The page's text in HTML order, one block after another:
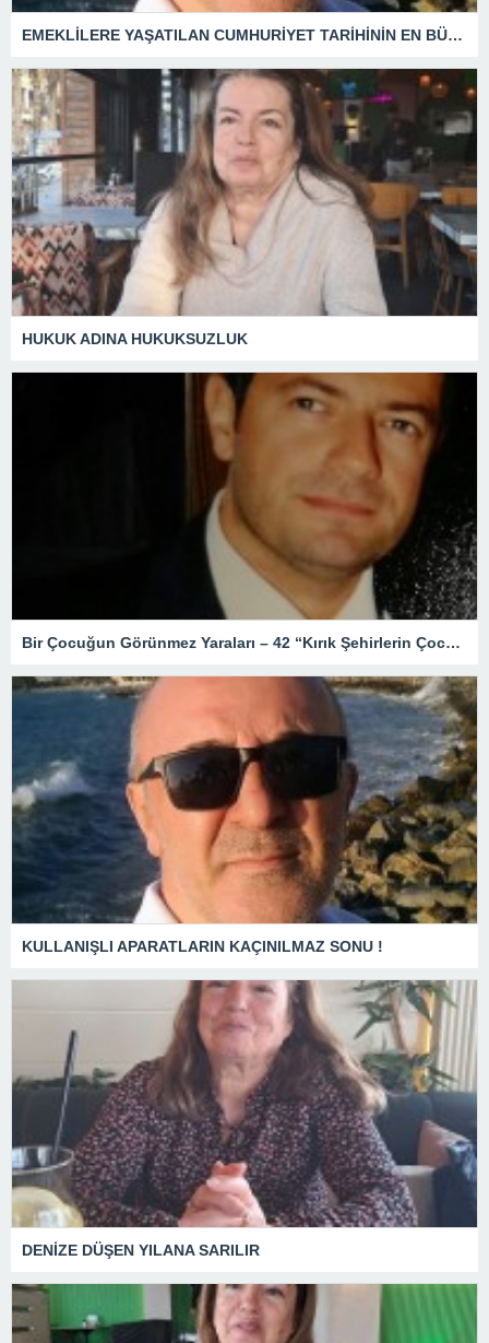
EMEKLİLERE YAŞATILAN CUMHURİYET TARİHİNİN EN BÜYÜK ZULMÜNÜN DERİN ANALİZİ !
HUKUK ADINA HUKUKSUZLUK
Bir Çocuğun Görünmez Yaraları – 42 “Kırık Şehirlerin Çocukları”
KULLANIŞLI APARATLARIN KAÇINILMAZ SONU !
DENİZE DÜŞEN YILANA SARILIR